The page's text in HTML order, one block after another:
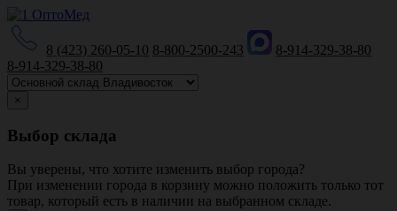
8 (423) 260-05-10 8-800-2500-243
8-914-329-38-80
8-914-329-38-80
×
Выбор склада
Вы уверены, что хотите изменить выбор города?
При изменении города в корзину можно положить только тот
товар, который есть в наличии на выбранном складе.